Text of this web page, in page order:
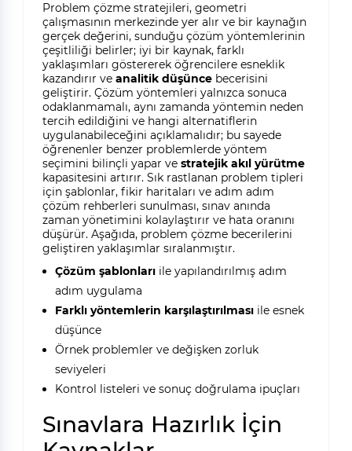
Problem çözme stratejileri, geometri
çalışmasının merkezinde yer alır ve bir kaynağın
gerçek değerini, sunduğu çözüm yöntemlerinin
çeşitliliği belirler; iyi bir kaynak, farklı
yaklaşımları göstererek öğrencilere esneklik
kazandırır ve analitik düşüncebecerisini
geliştirir. Çözüm yöntemleri yalnızca sonuca
odaklanmamalı, aynı zamanda yöntemin neden
tercih edildiğini ve hangi alternatiflerin
uygulanabileceğini açıklamalıdır; bu sayede
öğrenenler benzer problemlerde yöntem
seçimini bilinçli yapar ve stratejik akıl yürütme
kapasitesini artırır. Sık rastlanan problem tipleri
için şablonlar, fikir haritaları ve adım adım
çözüm rehberleri sunulması, sınav anında
zaman yönetimini kolaylaştırır ve hata oranını
düşürür. Aşağıda, problem çözme becerilerini
geliştiren yaklaşımlar sıralanmıştır.
Çözüm şablonlarıile yapılandırılmış adım
adım uygulama
Farklı yöntemlerin karşılaştırılmasıile esnek
düşünce
Örnek problemler ve değişken zorluk
seviyeleri
Kontrol listeleri ve sonuç doğrulama ipuçları
Sınavlara Hazırlık İçin